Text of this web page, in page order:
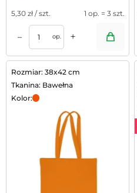
5,30 zł / szt. 1 op. = 3 szt.
– op. +
Rozmiar: 38x42 cm
Tkanina: Bawełna
Kolor: